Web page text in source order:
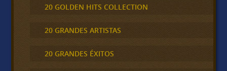
20 GOLDEN HITS COLLECTION
20 GRANDES ARTISTAS
20 GRANDES ÉXITOS